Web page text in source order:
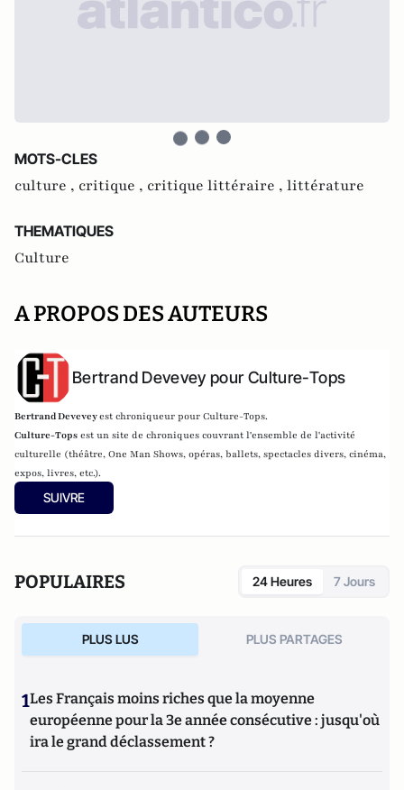
MOTS-CLES
culture , critique , critique littéraire , littérature
THEMATIQUES
Culture
A PROPOS DES AUTEURS
Bertrand Devevey pour Culture-Tops
Bertrand Deveveyest chroniqueur pour Culture-Tops.
Culture-Tops est un site de chroniques couvrant l'ensemble de l'activité
culturelle (théâtre, One Man Shows, opéras, ballets, spectacles divers, cinéma,
expos, livres, etc.).
SUIVRE
POPULAIRES 24 Heures 7 Jours
PLUS LUS PLUS PARTAGES
1Les Français moins riches que la moyenne
européenne pour la 3e année consécutive : jusqu'où
ira le grand déclassement ?